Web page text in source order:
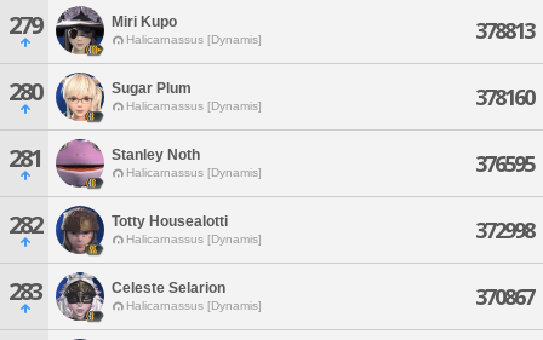
279 Miri Kupo
Halicarnassus [Dynamis] 378813
280 Sugar Plum
Halicarnassus [Dynamis] 378160
281 Stanley Noth
Halicarnassus [Dynamis] 376595
282 Totty Housealotti
Halicarnassus [Dynamis] 372998
283 Celeste Selarion
Halicarnassus [Dynamis] 370867